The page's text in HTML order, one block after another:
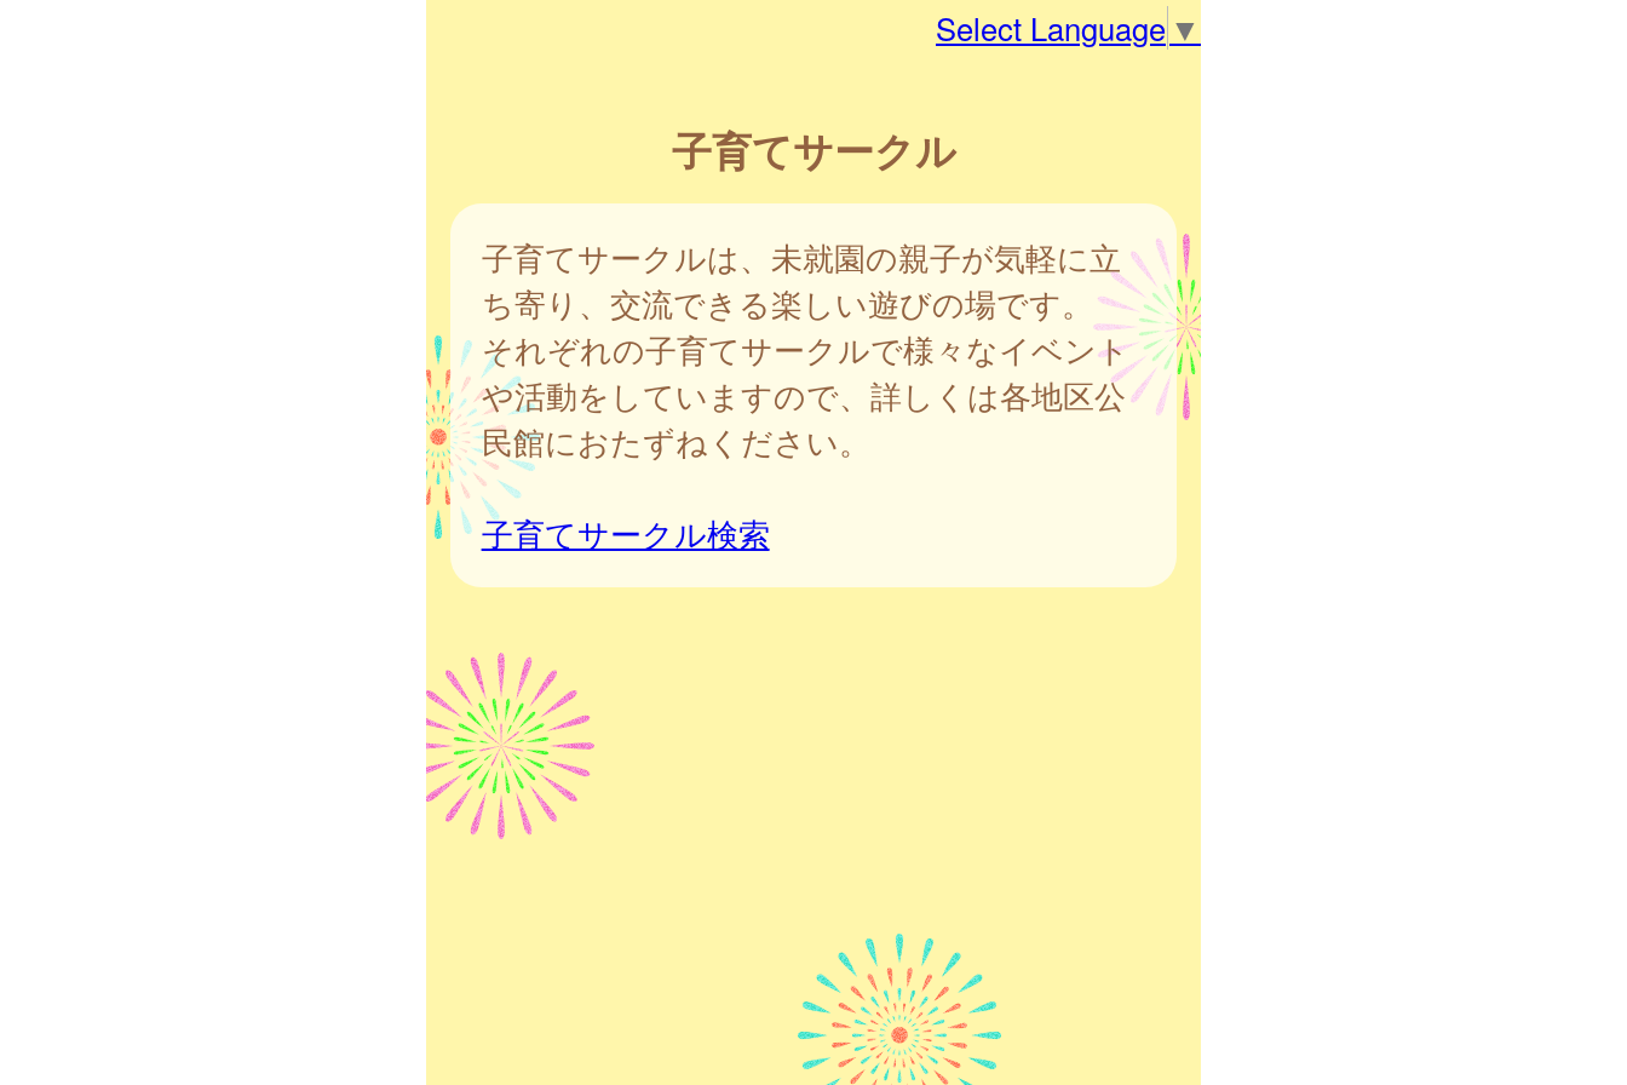
Select Language ▼
子育てサークル
子育てサークルは、未就園の親子が気軽に立
ち寄り、交流できる楽しい遊びの場です。
それぞれの子育てサークルで様々なイベント
や活動をしていますので、詳しくは各地区公
民館におたずねください。
子育てサークル検索